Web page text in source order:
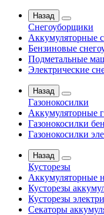
Назад
Снегоуборщики
Аккумуляторные
Бензиновые
Подметальные
Электрические
Назад
Газонокосилки
Аккумуляторные
Газонокосилки
Газонокосилки
Назад
Кусторезы
Аккумуляторные
Кусторезы
Кусторезы
Секаторы